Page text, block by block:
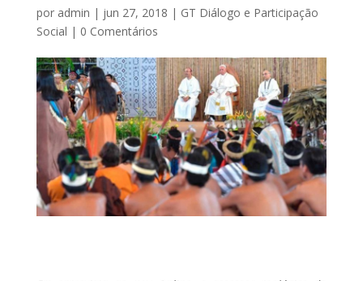
por admin | jun 27, 2018 | GT Diálogo e Participação
Social | 0 Comentários